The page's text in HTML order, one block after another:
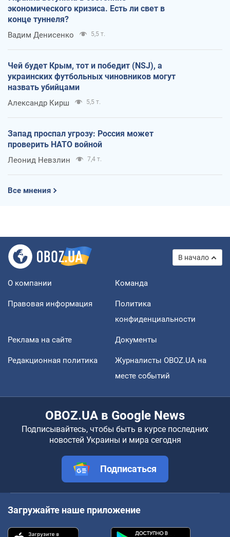
экономического кризиса. Есть ли свет в
конце туннеля?
Вадим Денисенко 5,5 т.
Чей будет Крым, тот и победит (NSJ), а
украинских футбольных чиновников могут
назвать убийцами
Александр Кирш 5,5 т.
Запад проспал угрозу: Россия может
проверить НАТО войной
Леонид Невзлин 7,4 т.
Все мнения
В начало
О компании Команда
Правовая информация
Политика
конфиденциальности
Реклама на сайте Документы
Редакционная политика
Журналисты OBOZ.UA на
месте событий
OBOZ.UA в Google News
Подписывайтесь, чтобы быть в курсе последних
новостей Украины и мира сегодня
Подписаться
Загружайте наше приложение